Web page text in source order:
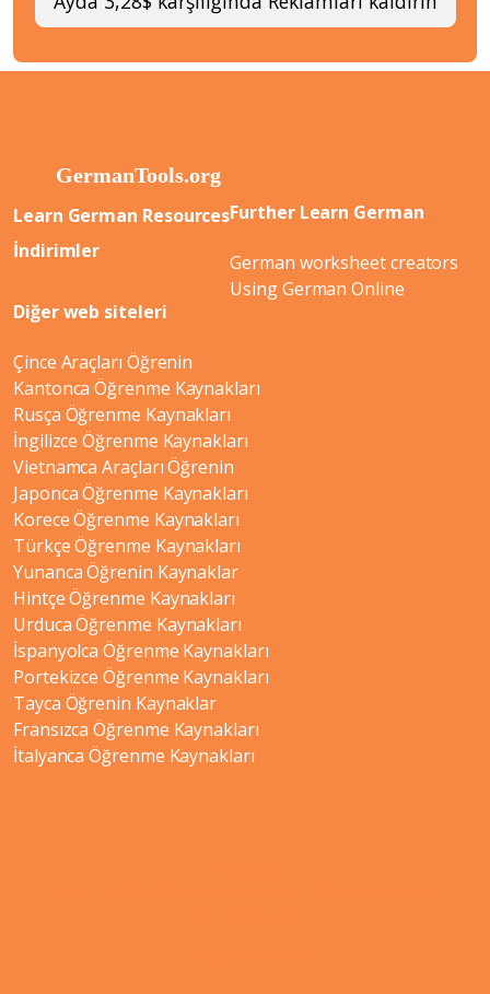
Learn German Resources
İndirimler
Further Learn German
German worksheet creators
Using German Online
Diğer web siteleri
Çince Araçları Öğrenin
Kantonca Öğrenme Kaynakları
Rusça Öğrenme Kaynakları
İngilizce Öğrenme Kaynakları
Vietnamca Araçları Öğrenin
Japonca Öğrenme Kaynakları
Korece Öğrenme Kaynakları
Türkçe Öğrenme Kaynakları
Yunanca Öğrenin Kaynaklar
Hintçe Öğrenme Kaynakları
Urduca Öğrenme Kaynakları
İspanyolca Öğrenme Kaynakları
Portekizce Öğrenme Kaynakları
Tayca Öğrenin Kaynaklar
Fransızca Öğrenme Kaynakları
İtalyanca Öğrenme Kaynakları